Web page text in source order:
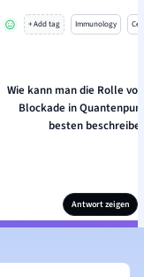
+ Add tag Immunology
Wie kann man die Rolle
Blockade in
besten
Antwort zeigen